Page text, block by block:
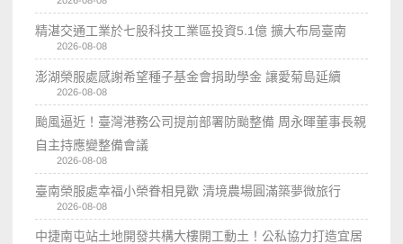
精湛交通工業於七股科技工業區投資5.1億 擴大布局臺南
2026-08-08
澎湖榮服處感謝希望種子基金會捐助學金 讓愛菊島延續
2026-08-08
颱風逼近！臺灣港務公司提前部署防颱整備 周永暉董事長親
自主持應變整備會議
2026-08-08
臺南榮服處幸福小榮眷相見歡 清境農場圓滿築夢微旅行
2026-08-08
中捷南屯站土地開發共構大樓開工動土！公私協力打造宜居